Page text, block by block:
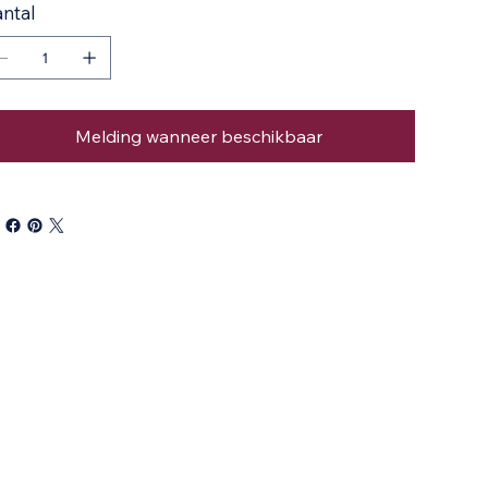
Melding wanneer beschikbaar